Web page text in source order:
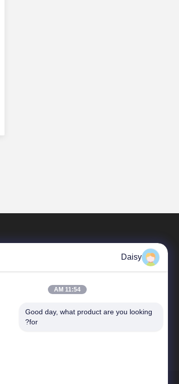
المنتجات
Daisy
11:54 AM
Good day, what product are you looking
for?